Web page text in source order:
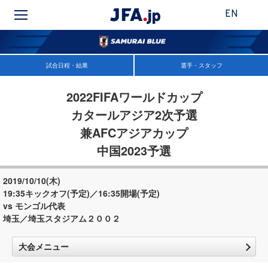
EN
試合日程・結果 選手・スタッフ
2022FIFAワールドカップ
カタールアジア2次予選
兼AFCアジアカップ
中国2023予選
2019/10/10(木)
19:35キックオフ(予定)／16:35開場(予定)
vs モンゴル代表
埼玉／埼玉スタジアム２００２
大会メニュー